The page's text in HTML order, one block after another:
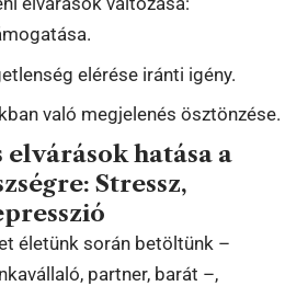
elérése iránti igény.
való megjelenés ösztönzése.
elvárások hatása a
Stressz,
életünk során betöltünk –
partner, barát –,